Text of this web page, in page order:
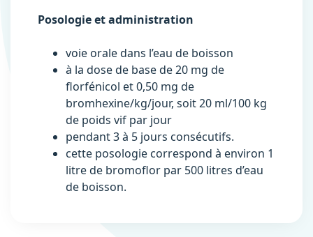
Posologie et administration
voie orale dans l’eau de boisson
à la dose de base de 20 mg de
florfénicol et 0,50 mg de
bromhexine/kg/jour, soit 20 ml/100 kg
de poids vif par jour
pendant 3 à 5 jours consécutifs.
cette posologie correspond à environ 1
litre de bromoflor par 500 litres d’eau
de boisson.